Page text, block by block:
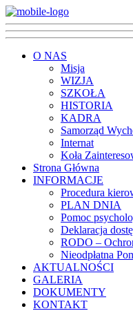
O NAS
Misja
WIZJA
SZKOŁA
HISTORIA
KADRA
Samorząd
Internat
Koła
Strona Główna
INFORMACJE
Procedura
PLAN DNIA
Pomoc
Deklaracja
RODO –
Nieodpłatna
AKTUALNOŚCI
GALERIA
DOKUMENTY
KONTAKT